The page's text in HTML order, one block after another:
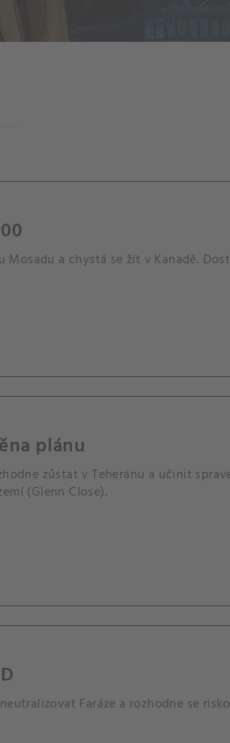
Mosadu a chystá se žít v Kanadě.
plánu
zůstat v Teheránu a učinit
(Glenn Close).
Faráze a rozhodne se